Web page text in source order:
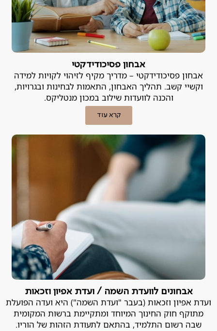
אבחון פסיכודידקטי
אבחון פסיכודידקטי – מדריך מקיף לזיהוי לקויות למידה
וקשיי קשב. תהליך האבחון, התאמות לבחינות ובגרויות,
והכנה לוועדות שילוב במכון מנטליקס.
קרא עוד
אבחונים לוועדת השמה / ועדת אפיון וזכאות
ועדת אפיון וזכאות (בעבר "ועדת השמה") היא ועדה הפועלת
מתוקף חוק החינוך המיוחד ומתקיימת ברשות המקומית
שבה רשום התלמיד, בהתאם לתעודת הזהות של הוריו.